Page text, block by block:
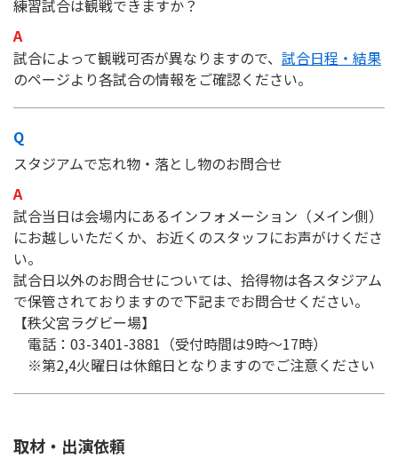
練習試合は観戦できますか？
試合によって観戦可否が異なりますので、 試合日程・結果
のページより各試合の情報をご確認ください。
スタジアムで忘れ物・落とし物のお問合せ
試合当日は会場内にあるインフォメーション（メイン側）
にお越しいただくか、お近くのスタッフにお声がけくださ
い。
試合日以外のお問合せについては、拾得物は各スタジアム
で保管されておりますので下記までお問合せください。
【秩父宮ラグビー場】
電話：03-3401-3881（受付時間は9時～17時）
※第2,4火曜日は休館日となりますのでご注意ください
取材・出演依頼